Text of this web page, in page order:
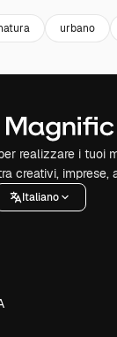
urbano
realizzare i tuoi
creativi, imprese,
Italiano